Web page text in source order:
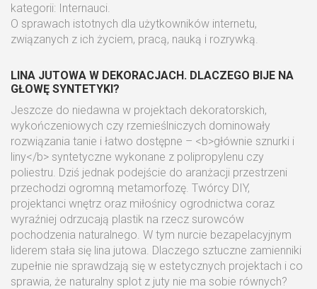
kategorii: Internauci.
O sprawach istotnych dla użytkowników internetu,
związanych z ich życiem, pracą, nauką i rozrywką.
LINA JUTOWA W DEKORACJACH. DLACZEGO BIJE NA
GŁOWĘ SYNTETYKI?
Jeszcze do niedawna w projektach dekoratorskich,
wykończeniowych czy rzemieślniczych dominowały
rozwiązania tanie i łatwo dostępne – <b>głównie sznurki i
liny</b> syntetyczne wykonane z polipropylenu czy
poliestru. Dziś jednak podejście do aranżacji przestrzeni
przechodzi ogromną metamorfozę. Twórcy DIY,
projektanci wnętrz oraz miłośnicy ogrodnictwa coraz
wyraźniej odrzucają plastik na rzecz surowców
pochodzenia naturalnego. W tym nurcie bezapelacyjnym
liderem stała się lina jutowa. Dlaczego sztuczne zamienniki
zupełnie nie sprawdzają się w estetycznych projektach i co
sprawia, że naturalny splot z juty nie ma sobie równych?